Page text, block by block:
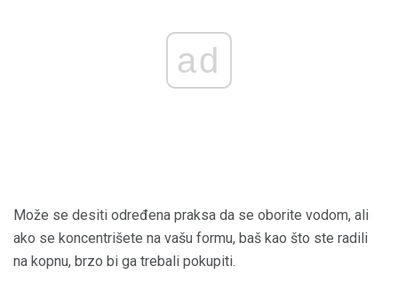
ad
Može se desiti određena praksa da se oborite vodom, ali
ako se koncentrišete na vašu formu, baš kao što ste radili
na kopnu, brzo bi ga trebali pokupiti.